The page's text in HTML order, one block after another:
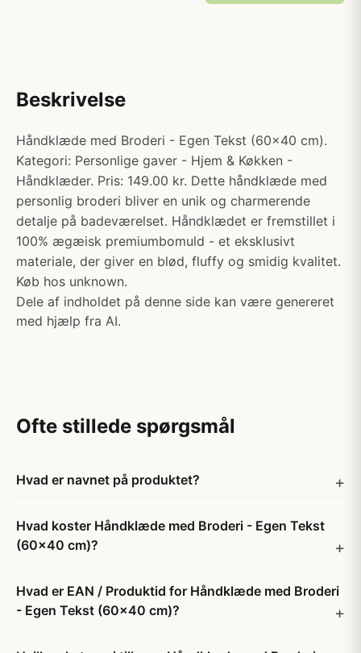
Beskrivelse
Håndklæde med Broderi - Egen Tekst (60x40 cm).
Kategori: Personlige gaver - Hjem & Køkken -
Håndklæder. Pris: 149.00 kr. Dette håndklæde med
personlig broderi bliver en unik og charmerende
detalje på badeværelset. Håndklædet er fremstillet i
100% ægæisk premiumbomuld - et eksklusivt
materiale, der giver en blød, fluffy og smidig kvalitet.
Køb hos unknown.
Dele af indholdet på denne side kan være genereret
med hjælp fra AI.
Ofte stillede spørgsmål
Hvad er navnet på produktet?
Hvad koster Håndklæde med Broderi - Egen Tekst
(60x40 cm)?
Hvad er EAN / Produktid for Håndklæde med Broderi
- Egen Tekst (60x40 cm)?